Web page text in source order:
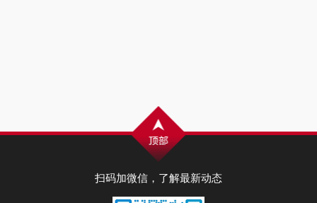
扫码加微信，了解最新动态